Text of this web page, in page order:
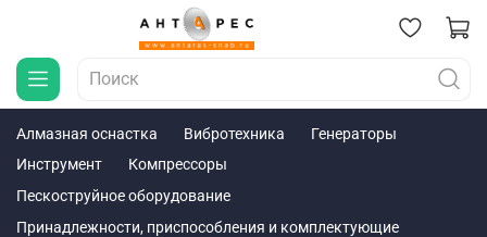
Алмазная оснастка Вибротехника
Генераторы
Инструмент
Компрессоры
Пескоструйное оборудование
Принадлежности, приспособления и комплектующие